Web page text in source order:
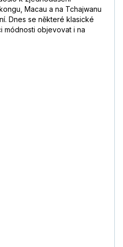
Macau a na Tchajwanu
Dnes se některé klasické
módnosti objevovat i na